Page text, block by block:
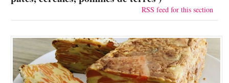
RSS feed for this section